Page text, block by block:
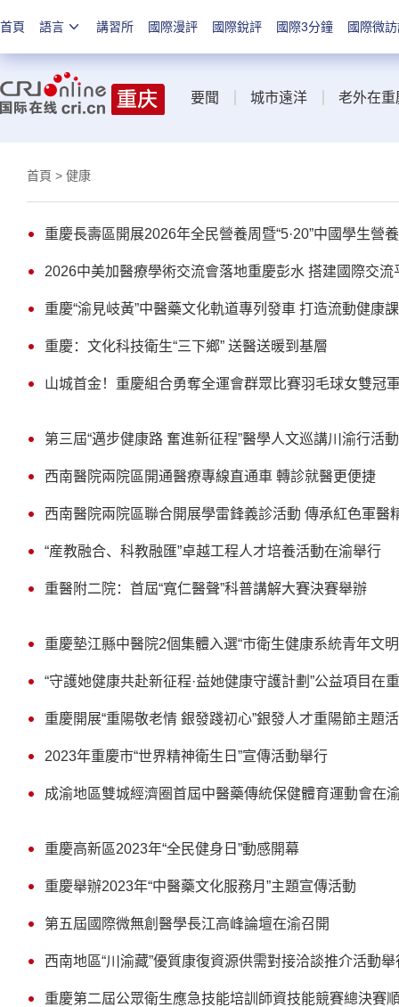
首頁 語言 講習所 國際漫評 國際銳評 國際3分鐘 國際微
要聞 城市遠洋 老外在重
首頁 > 健康
重慶長壽區開展2026年全民營養周暨“5·20”中國學生營
2026中美加醫療學術交流會落地重慶彭水 搭建國際交流
重慶“渝見岐黃”中醫藥文化軌道專列發車 打造流動健康
重慶：文化科技衛生“三下鄉” 送醫送暖到基層
山城首金！重慶組合勇奪全運會群眾比賽羽毛球女雙冠
第三屆“邁步健康路 奮進新征程”醫學人文巡講川渝行活
西南醫院兩院區開通醫療專線直通車 轉診就醫更便捷
西南醫院兩院區聯合開展學雷鋒義診活動 傳承紅色軍醫
“産教融合、科教融匯”卓越工程人才培養活動在渝舉行
重醫附二院：首屆“寬仁醫聲”科普講解大賽決賽舉辦
重慶墊江縣中醫院2個集體入選“市衛生健康系統青年文明
“守護她健康共赴新征程·益她健康守護計劃”公益項目在
重慶開展“重陽敬老情 銀發踐初心”銀發人才重陽節主題
2023年重慶市“世界精神衛生日”宣傳活動舉行
成渝地區雙城經濟圈首屆中醫藥傳統保健體育運動會在
重慶高新區2023年“全民健身日”動感開幕
重慶舉辦2023年“中醫藥文化服務月”主題宣傳活動
第五屆國際微無創醫學長江高峰論壇在渝召開
西南地區“川渝藏”優質康復資源供需對接洽談推介活動舉
重慶第二屆公眾衛生應急技能培訓師資技能競賽總決賽